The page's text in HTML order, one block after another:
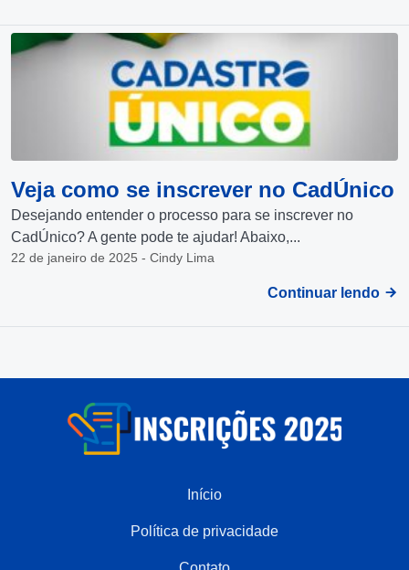
Veja como se inscrever no CadÚnico
Desejando entender o processo para se inscrever no
CadÚnico? A gente pode te ajudar! Abaixo,...
22 de janeiro de 2025 - Cindy Lima
Continuar lendo
Início
Política de privacidade